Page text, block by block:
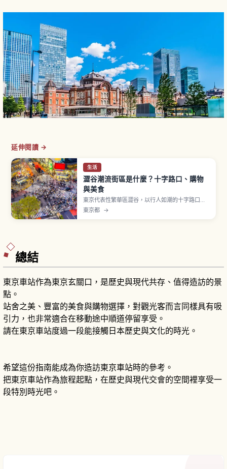
延伸閱讀 →
生活
澀谷潮流街區是什麼？十字路口、購物
與美食
東京代表性繁華區澀谷，以行人如潮的十字路口、
忠犬八公像、SHIBUYA109 以及 MIYASHITA
東京都 →
總結
東京車站作為東京玄關口，是歷史與現代共存、值得造訪的景
點。
站舍之美、豐富的美食與購物選擇，對觀光客而言同樣具有吸
引力，也非常適合在移動途中順道停留享受。
請在東京車站度過一段能接觸日本歷史與文化的時光。
希望這份指南能成為你造訪東京車站時的參考。
把東京車站作為旅程起點，在歷史與現代交會的空間裡享受一
段特別時光吧。